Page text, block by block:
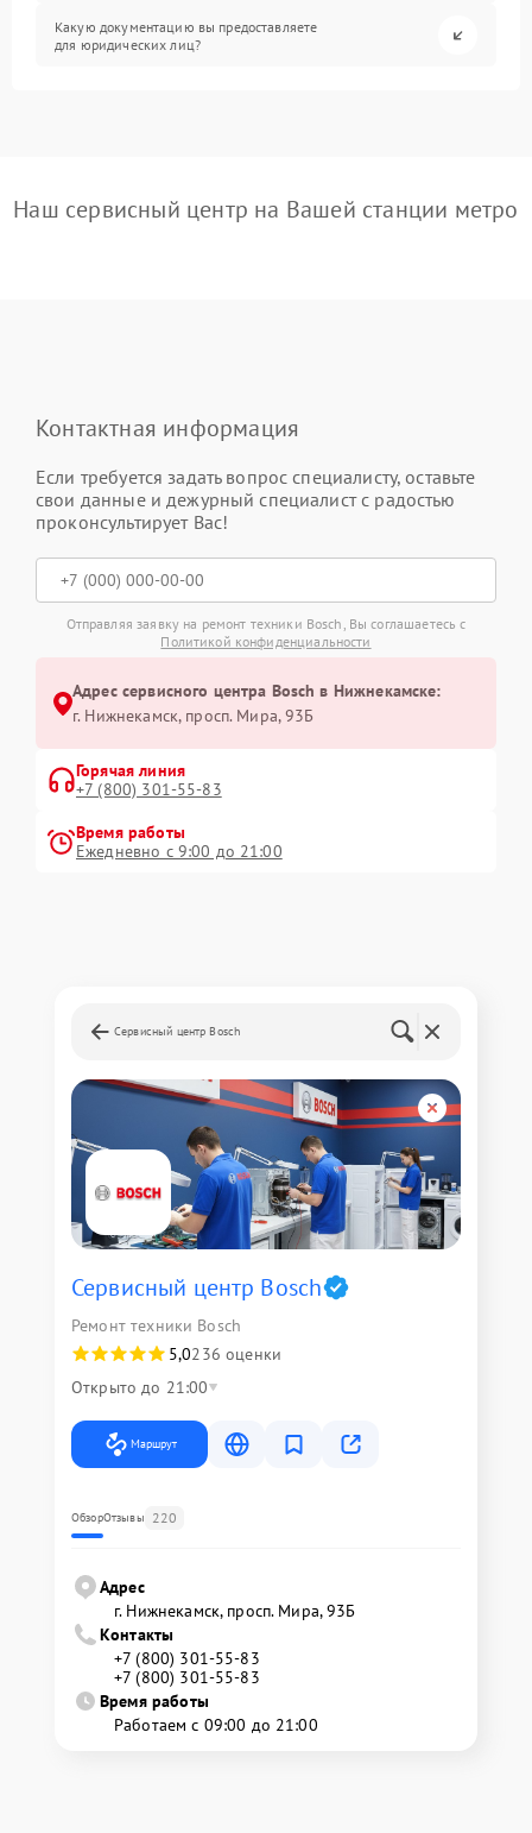
Какую документацию вы предоставляете
для юридических лиц?
Наш сервисный центр на Вашей станции метро
Контактная информация
Если требуется задать вопрос специалисту, оставьте
свои данные и дежурный специалист с радостью
проконсультирует Вас!
Отправляя заявку на ремонт техники Bosch, Вы соглашаетесь с
Политикой конфиденциальности
Адрес сервисного центра Bosch в Нижнекамске:
г. Нижнекамск, просп. Мира, 93Б
Горячая линия
+7 (800) 301-55-83
Время работы
Ежедневно с 9:00 до 21:00
Сервисный центр Bosch
Сервисный центр Bosch
Ремонт техники Bosch
5,0236 оценки
Открыто до 21:00
Маршрут
ОбзорОтзывы 220
Адрес
г. Нижнекамск, просп. Мира, 93Б
Контакты
+7 (800) 301-55-83
+7 (800) 301-55-83
Время работы
Работаем с 09:00 до 21:00